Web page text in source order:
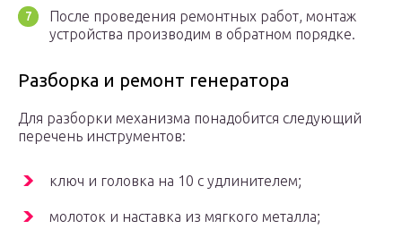
После проведения ремонтных работ, монтаж
устройства производим в обратном порядке.
Разборка и ремонт генератора
Для разборки механизма понадобится следующий
перечень инструментов:
ключ и головка на 10 с удлинителем;
молоток и наставка из мягкого металла;